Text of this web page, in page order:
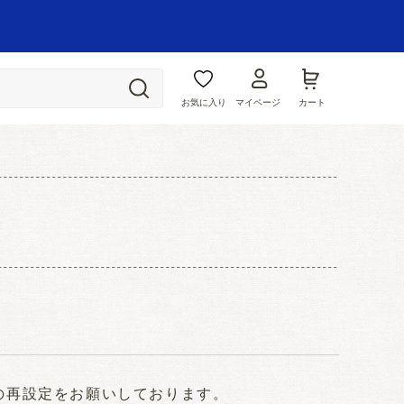
お気に入り マイページ カート
設定をお願いしております。